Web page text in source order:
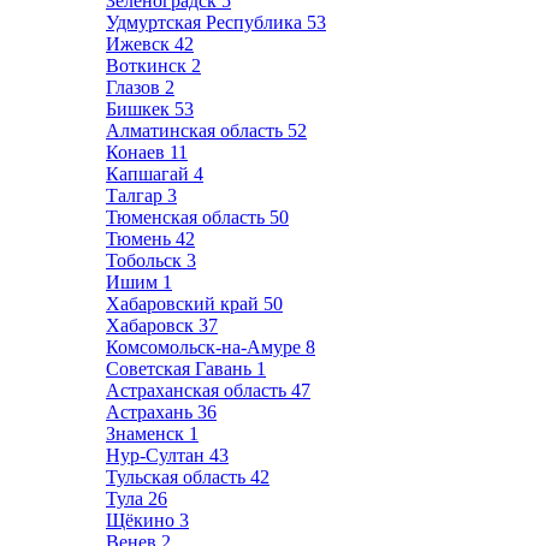
Удмуртская Республика 53
Ижевск 42
Воткинск 2
Глазов 2
Бишкек 53
Алматинская область 52
Конаев 11
Капшагай 4
Талгар 3
Тюменская область 50
Тюмень 42
Тобольск 3
Ишим 1
Хабаровский край 50
Хабаровск 37
Комсомольск-на-Амуре 8
Советская Гавань 1
Астраханская область 47
Астрахань 36
Знаменск 1
Нур-Султан 43
Тульская область 42
Тула 26
Щёкино 3
Венев 2